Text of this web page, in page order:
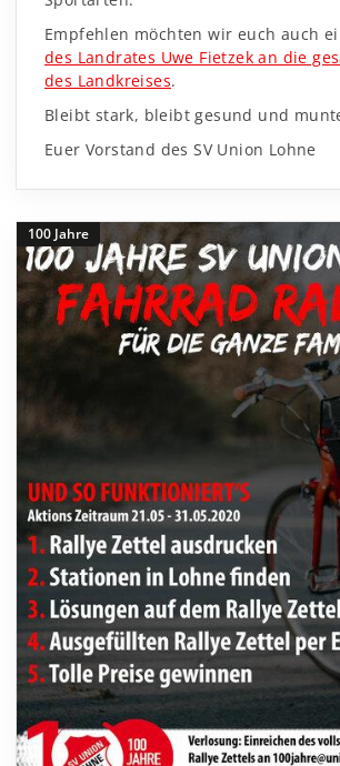
Empfehlen möchten wir euch auch
des Landrates Uwe Fietzek an die
des Landkreises.
Bleibt stark, bleibt gesund und
Euer Vorstand des SV Union Lohne
100 Jahre